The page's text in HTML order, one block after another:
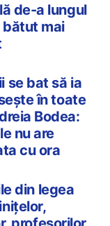
de-a lungul
bătut mai
se bat să ia
în toate
Bodea:
nu are
cu ora
din legea